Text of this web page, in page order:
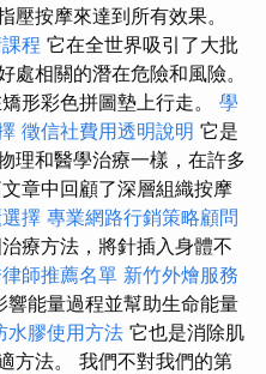
壓按摩來達到所有效果。
程 它在全世界吸引了大批
相關的潛在危險和風險。
形彩色拼圖墊上行走。 學
徵信社費用透明說明 它是
理和醫學治療一樣，在許多
章中回顧了深層組織按摩
擇 專業網路行銷策略顧問
療方法，將針插入身體不
師推薦名單 新竹外燴服務
響能量過程並幫助生命能量
水膠使用方法 它也是消除肌
方法。 我們不對我們的第